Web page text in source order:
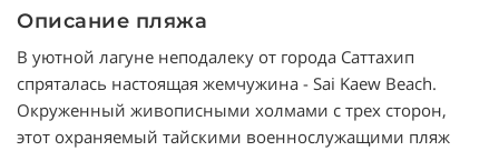
Описание пляжа
В уютной лагуне неподалеку от города Саттахип
спряталась настоящая жемчужина - Sai Kaew Beach.
Окруженный живописными холмами с трех сторон,
этот охраняемый тайскими военнослужащими пляж